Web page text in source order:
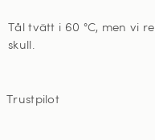
Tål tvätt i 60 °C, men vi
skull .
Trustpilot